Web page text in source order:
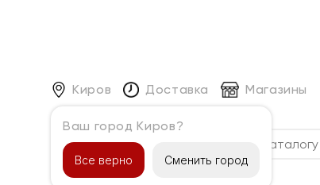
Киров
Ваш город Киров?
Все верно Сменить город
Доставка Магазины
Каталог